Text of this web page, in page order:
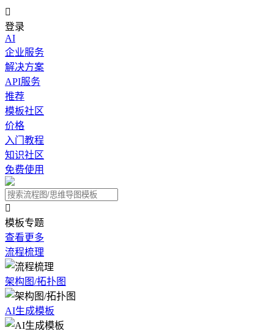

登录
AI
企业服务
解决方案
API服务
推荐
模板社区
价格
入门教程
知识社区
免费使用

模板专题
查看更多
流程梳理
架构图/拓扑图
AI生成模板